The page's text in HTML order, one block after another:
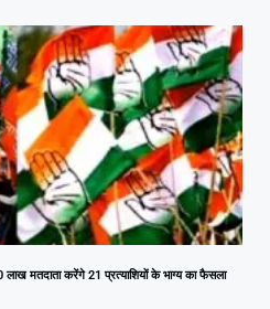
मतदाता करेंगे 21 प्रत्याशियों के भाग्य का फैसला